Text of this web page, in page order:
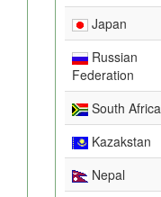
Japan
Russian
Federation
South Africa
Kazakstan
Nepal